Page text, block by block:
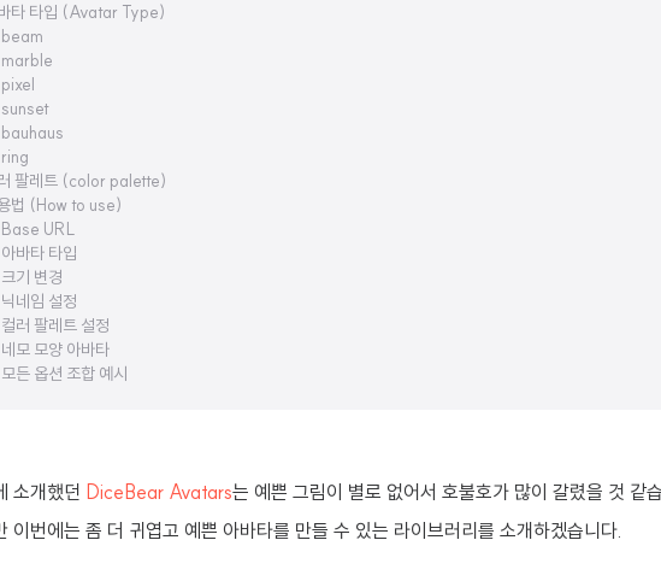
타 타입 (Avatar Type)
beam
marble
pixel
sunset
bauhaus
ring
팔레트 (color palette)
법 (How to use)
Base URL
아바타 타입
크기 변경
닉네임 설정
컬러 팔레트 설정
네모 모양 아바타
모든 옵션 조합 예시
소개했던 DiceBear Avatars는 예쁜 그림이 별로 없어서 호불호가 많이 갈렸을 것 같
이번에는 좀 더 귀엽고 예쁜 아바타를 만들 수 있는 라이브러리를 소개하겠습니다.